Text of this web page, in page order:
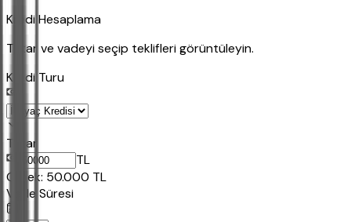
Kredi Hesaplama
Tutar ve vadeyi seçip teklifleri görüntüleyin.
Kredi Turu
Tutar
TL
Ornek: 50.000 TL
Vade Süresi